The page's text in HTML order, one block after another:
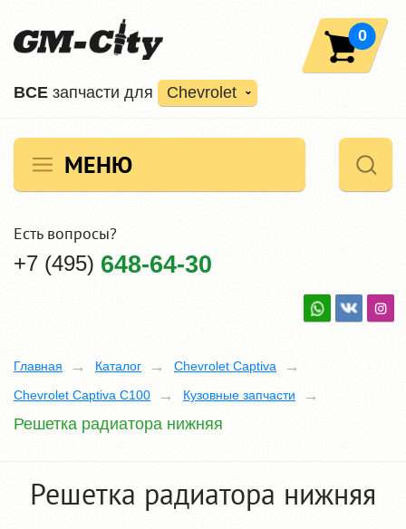
ВCE запчасти для Chevrolet
0
МЕНЮ
Есть вопросы?
+7 (495) 648-64-30
Главная Каталог
Chevrolet Captiva
Chevrolet Captiva C100
Кузовные запчасти
Решетка радиатора нижняя
Решетка радиатора нижняя